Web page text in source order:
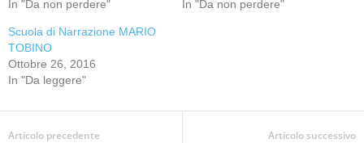
In "Da non perdere" In "Da non perdere"
Scuola di Narrazione MARIO
TOBINO
Ottobre 26, 2016
In "Da leggere"
Articolo precedente Articolo successivo